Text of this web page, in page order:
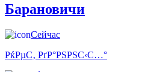
Барановичи
Сейчас
РќРµС‚ РґР°РЅРЅС‹С…°